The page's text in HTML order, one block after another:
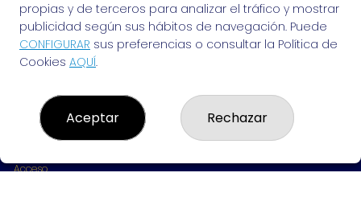
EL VENDEDOR DE SUEÑOS
¿Quiénes somos?
Resultados
Contacto
Empresas
Acceso
propias y de terceros para analizar el tráfico y mostrar
publicidad según sus hábitos de navegación. Puede
CONFIGURAR sus preferencias o consultar la Política de
Cookies AQUÍ.
Aceptar Rechazar